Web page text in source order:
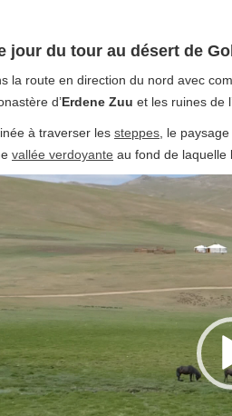
jour du tour au désert de
la route en direction du nord avec
d’Erdene Zuu et les ruines de
à traverser les steppes , le
vallée verdoyante au fond de laquelle